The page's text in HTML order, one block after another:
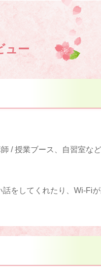
ュー
/ 授業ブース、自習室な
をしてくれたり、Wi-Fi